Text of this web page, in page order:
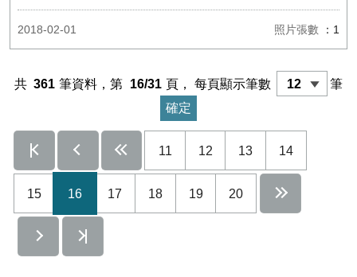
2018-02-01 照片張數 ：1
共 361 筆資料，第 16/31 頁， 每頁顯示筆數 筆
11 12 13 14
15 16 17 18 19 20